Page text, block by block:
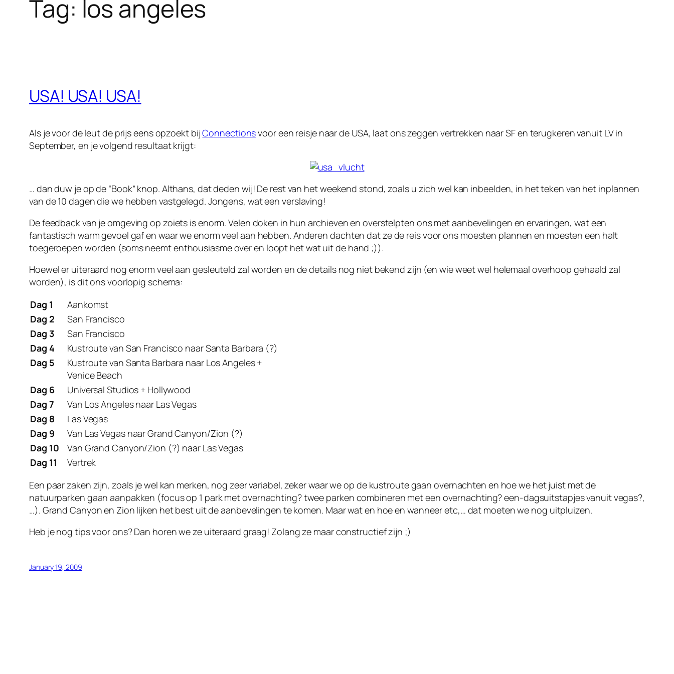
Tag: los angeles
USA! USA! USA!
Als je voor de leut de prijs eens opzoekt bijConnectionsvoor een reisje naar de USA, laat ons zeggen vertrekken naar SF en terugkeren vanuit LV in
September, en je volgend resultaat krijgt:
… dan duw je op de “Book” knop. Althans, dat deden wij! De rest van het weekend stond, zoals u zich wel kan inbeelden, in het teken van het inplannen
van de 10 dagen die we hebben vastgelegd. Jongens, wat een verslaving!
De feedback van je omgeving op zoiets is enorm. Velen doken in hun archieven en overstelpten ons met aanbevelingen en ervaringen, wat een
fantastisch warm gevoel gaf en waar we enorm veel aan hebben. Anderen dachten dat ze de reis voor ons moesten plannen en moesten een halt
toegeroepen worden (soms neemt enthousiasme over en loopt het wat uit de hand ;)).
Hoewel er uiteraard nog enorm veel aan gesleuteld zal worden en de details nog niet bekend zijn (en wie weet wel helemaal overhoop gehaald zal
worden), is dit ons voorlopig schema:
Dag 1
Aankomst
Dag 2
San Francisco
Dag 3
San Francisco
Dag 4
Kustroute van San Francisco naar Santa Barbara (?)
Dag 5
Kustroute van Santa Barbara naar Los Angeles +
Venice Beach
Dag 6
Universal Studios + Hollywood
Dag 7
Van Los Angeles naar Las Vegas
Dag 8
Las Vegas
Dag 9
Van Las Vegas naar Grand Canyon/Zion (?)
Dag 10
Van Grand Canyon/Zion (?) naar Las Vegas
Dag 11
Vertrek
Een paar zaken zijn, zoals je wel kan merken, nog zeer variabel, zeker waar we op de kustroute gaan overnachten en hoe we het juist met de
natuurparken gaan aanpakken (focus op 1 park met overnachting? twee parken combineren met een overnachting? een-dagsuitstapjes vanuit vegas?,
…). Grand Canyon en Zion lijken het best uit de aanbevelingen te komen. Maar wat en hoe en wanneer etc,… dat moeten we nog uitpluizen.
Heb je nog tips voor ons? Dan horen we ze uiteraard graag! Zolang ze maar constructief zijn ;)
January 19, 2009